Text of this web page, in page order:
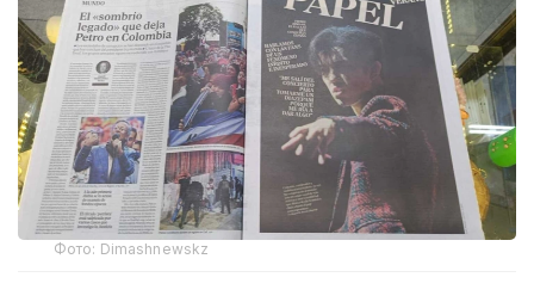
Фото: Dimashnewskz